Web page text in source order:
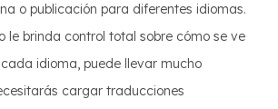
o publicación para diferentes idiomas.
le brinda control total sobre cómo se ve
idioma, puede llevar mucho
cargar traducciones